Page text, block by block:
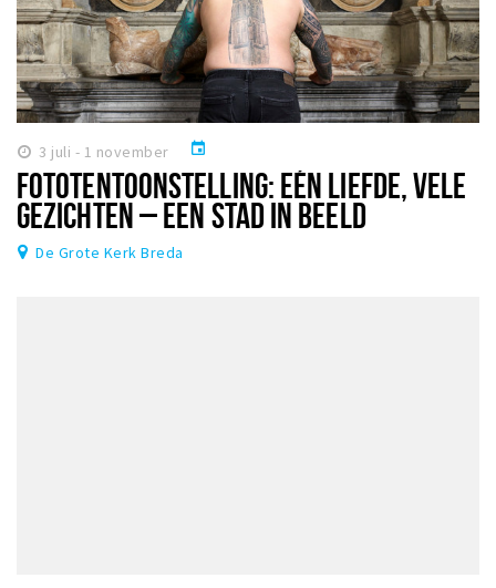
3 juli - 1 november event
FOTOTENTOONSTELLING: EÉN LIEFDE, VELE
GEZICHTEN – EEN STAD IN BEELD
De Grote Kerk Breda